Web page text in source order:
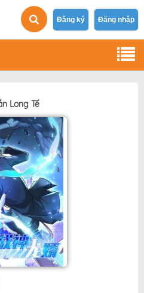
Đăng ký Đăng nhập
Long Tế